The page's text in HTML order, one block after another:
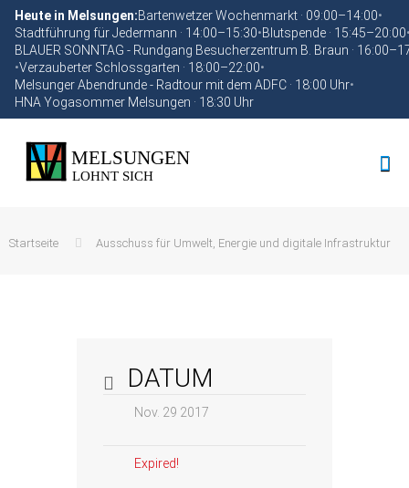
Heute in Melsungen:Bartenwetzer Wochenmarkt · 09:00–14:00•
Stadtführung für Jedermann · 14:00–15:30•Blutspende · 15:45–20:00
BLAUER SONNTAG - Rundgang Besucherzentrum B. Braun ·
•Verzauberter Schlossgarten · 18:00–22:00•
Melsunger Abendrunde - Radtour mit dem ADFC · 18:00 Uhr•
HNA Yogasommer Melsungen · 18:30 Uhr
Startseite Ausschuss für Umwelt, Energie und digitale Infrastruktur
DATUM
Nov. 29 2017
Expired!